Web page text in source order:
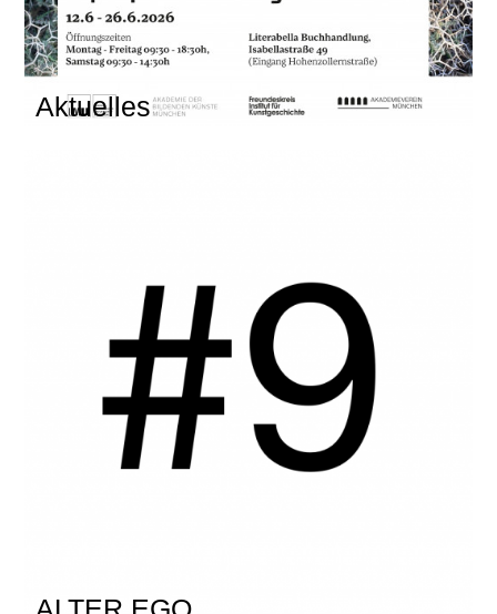
Aktuelles